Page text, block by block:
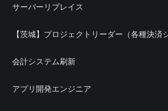
サーバーリプレイス
【茨城】プロジェクトリーダー（各種決済
会計システム刷新
アプリ開発エンジニア